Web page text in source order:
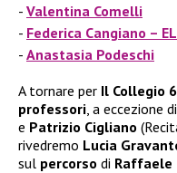
Valentina Comelli
Federica Cangiano –
Anastasia Podeschi
A tornare per Il Collegio 6
professori , a eccezione di
e Patrizio Cigliano
rivedremo Lucia
sul percorso di Raffaele